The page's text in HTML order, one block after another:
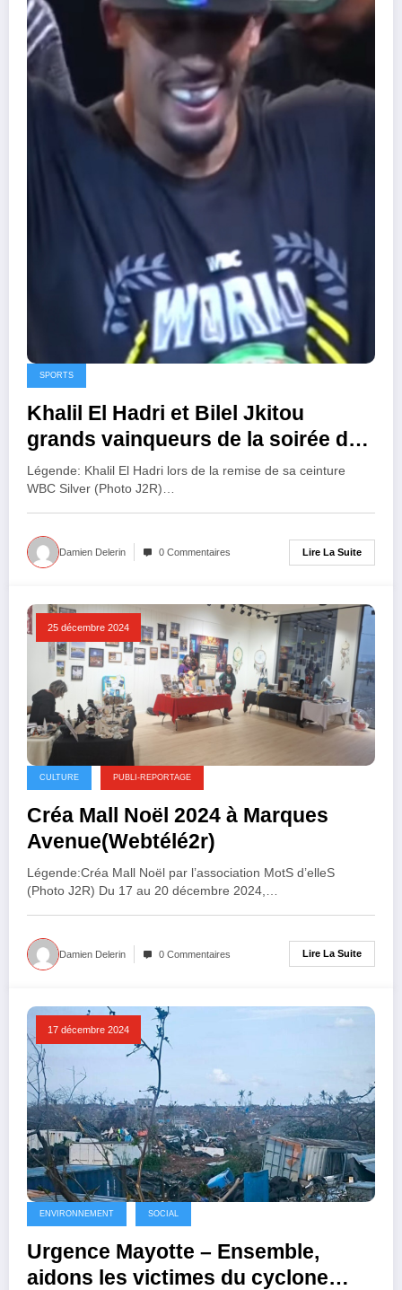
SPORTS
Khalil El Hadri et Bilel Jkitou
grands vainqueurs de la soirée de
boxe aux Mureaux
Légende: Khalil El Hadri lors de la remise de sa ceinture
WBC Silver (Photo J2R)…
Damien Delerin 0 Commentaires Lire La Suite
25 décembre 2024
CULTURE PUBLI-REPORTAGE
Créa Mall Noël 2024 à Marques
Avenue(Webtélé2r)
Légende:Créa Mall Noël par l’association MotS d’elleS
(Photo J2R) Du 17 au 20 décembre 2024,…
Damien Delerin 0 Commentaires Lire La Suite
17 décembre 2024
ENVIRONNEMENT SOCIAL
Urgence Mayotte – Ensemble,
aidons les victimes du cyclone